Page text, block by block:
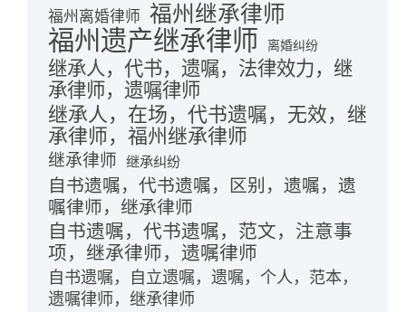
福州离婚律师 福州继承律师
福州遗产继承律师 离婚纠纷
继承人，代书，遗嘱，法律效力，继
承律师，遗嘱律师
继承人，在场，代书遗嘱，无效，继
承律师，福州继承律师
继承律师 继承纠纷
自书遗嘱，代书遗嘱，区别，遗嘱，遗
嘱律师，继承律师
自书遗嘱，代书遗嘱，范文，注意事
项，继承律师，遗嘱律师
自书遗嘱，自立遗嘱，遗嘱，个人，范本，
遗嘱律师，继承律师